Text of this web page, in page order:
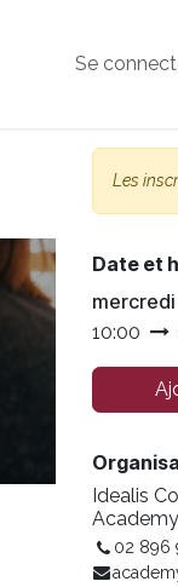
Se
Les
Date et
10:00
Idealis
Academy
02 896